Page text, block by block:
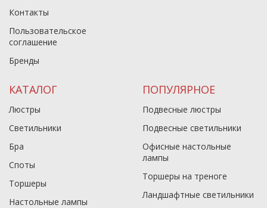
Контакты
Пользовательское
соглашение
Бренды
КАТАЛОГ
Люстры
Светильники
Бра
Споты
Торшеры
Настольные лампы
ПОПУЛЯРНОЕ
Подвесные люстры
Подвесные светильники
Офисные настольные
лампы
Торшеры на треноге
Ландшафтные светильники